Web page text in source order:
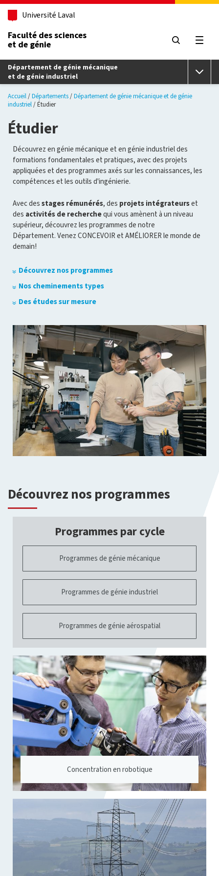
Aller au contenu principal
Université Laval
Faculté des sciences
et de génie
Département de génie mécanique
et de génie industriel
Accueil Départements
Département de génie mécanique et de génie
industriel
Étudier
Étudier
Découvrez en génie mécanique et en génie industriel des
formations fondamentales et pratiques, avec des projets
appliquées et des programmes axés sur les connaissances, les
compétences et les outils d'ingénierie.
Avec des stages rémunérés, des projets intégrateurset
des activités de recherchequi vous amènent à un niveau
supérieur, découvrez les programmes de notre
Département. Venez CONCEVOIR et AMÉLIORER le monde de
demain!
Découvrez nos programmes
Nos cheminements types
Des études sur mesure
Découvrez nos programmes
Programmes par cycle
Programmes de génie mécanique
Programmes de génie industriel
Programmes de génie aérospatial
Concentration en robotique